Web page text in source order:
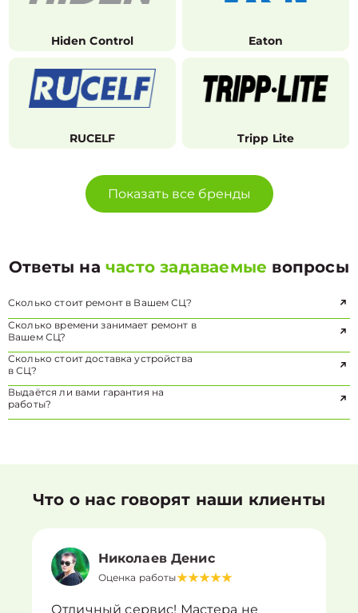
Hiden Control Eaton
RUCELF Tripp Lite
Показать все бренды
Ответы начасто задаваемые вопросы
Сколько стоит ремонт в Вашем СЦ?
Сколько времени занимает ремонт в
Вашем СЦ?
Сколько стоит доставка устройства
в СЦ?
Выдаётся ли вами гарантия на
работы?
Что о нас говорят наши клиенты
Николаев Денис
Оценка работы
Отличный сервис! Мастера не